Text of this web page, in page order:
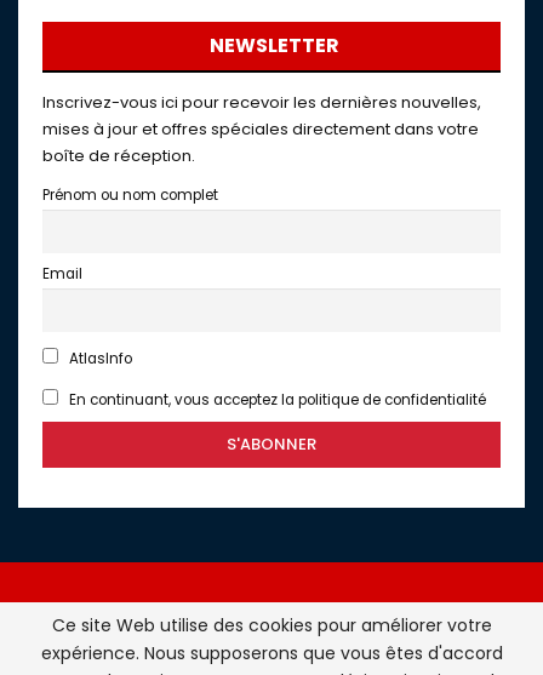
NEWSLETTER
Inscrivez-vous ici pour recevoir les dernières nouvelles,
mises à jour et offres spéciales directement dans votre
boîte de réception.
Prénom ou nom complet
Email
AtlasInfo
En continuant, vous acceptez la politique de confidentialité
Atlasinfo.fr : l'essentiel de l'actualité de la France et du
Ce site Web utilise des cookies pour améliorer votre
expérience. Nous supposerons que vous êtes d'accord